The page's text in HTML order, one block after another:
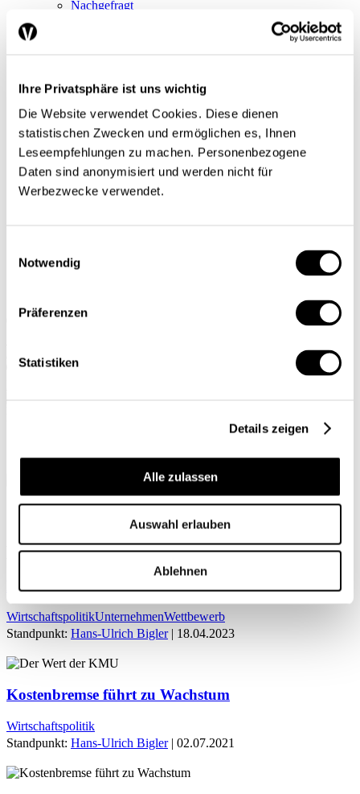
Ihre Privatsphäre ist uns wichtig
Die Website verwendet Cookies. Diese dienen
statistischen Zwecken und ermöglichen es, Ihnen
Leseempfehlungen zu machen. Personenbezogene
Daten sind anonymisiert und werden nicht für
Werbezwecke verwendet.
Notwendig
Präferenzen
Statistiken
Details zeigen
Alle zulassen
Auswahl erlauben
Ablehnen
Nachgefragt
Next Generation
Infografiken
Service
Autorinnen und Autoren
Druckausgaben
Über uns
Kontakt
Datenschutz/Rechtliches
Home
Hans-Ulrich Bigler
Der Wert der KMU
WirtschaftspolitikUnternehmenWettbewerb
Standpunkt: Hans-Ulrich Bigler| 18.04.2023
Kostenbremse führt zu Wachstum
Wirtschaftspolitik
Standpunkt: Hans-Ulrich Bigler| 02.07.2021